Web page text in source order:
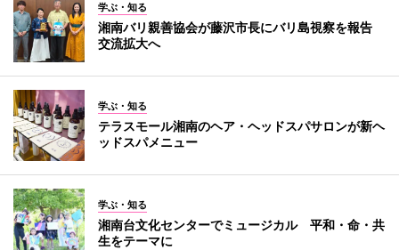
学ぶ・知る
湘南バリ親善協会が藤沢市長にバリ島視察を報告
交流拡大へ
学ぶ・知る
テラスモール湘南のヘア・ヘッドスパサロンが新ヘ
ッドスパメニュー
学ぶ・知る
湘南台文化センターでミュージカル 平和・命・共
生をテーマに